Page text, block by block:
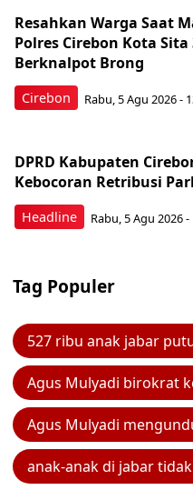
Cirebon
Resahkan Warga Saat
Polres Cirebon Kota
Berknalpot Brong
Rabu, 5 Agu 2026 -
Headline
DPRD Kabupaten
Kebocoran Retribusi
Rabu, 5 Agu 2026 -
Tag Populer
527 ribu anak jabar
Agus Mulyadi birokrat
Agus Mulyadi
anak-anak di jabar